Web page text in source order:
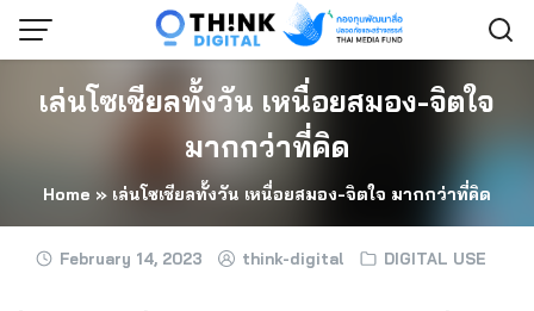
Skip
เล่นโซเชียลทั้งวัน เหนื่อยสมอง-จิตใจ
มากกว่าที่คิด
Home » เล่นโซเชียลทั้งวัน เหนื่อยสมอง-จิตใจ มากกว่าที่คิด
February 14, 2023 think-digital DIGITAL USE